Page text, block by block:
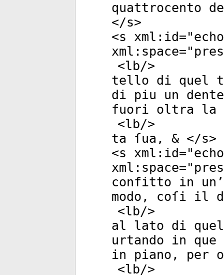
quattrocento
</s>
<s xml:id="
xml:space="
<lb/>
tello di quel
di piu un
fuori oltra la
<lb/>
ta ſua, & </s>
<s xml:id="
xml:space="
confitto in
modo, coſi il
<lb/>
al lato di quel
urtando in
in piano, per
<lb/>